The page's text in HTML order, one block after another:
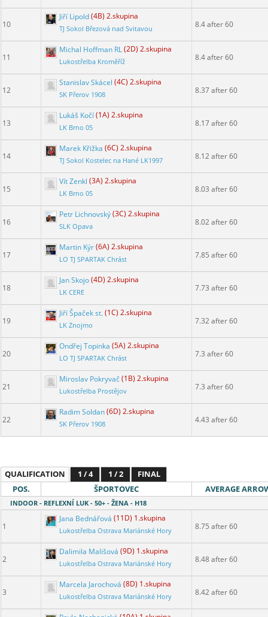
10
Jiří Lipold(4B) 2.skupina
TJ Sokol Březová nad Svitavou 8.4 after 60
11
Michal Hoffman RL(2D) 2.skupina
Lukostřelba Kroměříž 8.4 after 60
12
Stanislav Skácel (4C) 2.skupina
SK Přerov 1908 8.37 after 60
13
Lukáš Kočí(1A) 2.skupina
LK Brno 05 8.17 after 60
14
Marek Křižka (6C) 2.skupina
TJ Sokol Kostelec na Hané LK1997 8.12 after 60
15
Vít Zenkl (3A) 2.skupina
LK Brno 05 8.03 after 60
16
Petr Lichnovský(3C) 2.skupina
SLK Opava 8.02 after 60
17
Martin Kýr(6A) 2.skupina
LO TJ SPARTAK Chrást 7.85 after 60
18
Jan Skojo(4D) 2.skupina
LK CERE 7.73 after 60
19
Jiří Špaček st.(1C) 2.skupina
LK Znojmo 7.32 after 60
20
Ondřej Topinka (5A) 2.skupina
LO TJ SPARTAK Chrást 7.3 after 60
21
Miroslav Pokryvač(1B) 2.skupina
Lukostřelba Prostějov 7.3 after 60
22
Radim Soldan(6D) 2.skupina
SK Přerov 1908 4.43 after 60
QUALIFICATION 1 / 4 1 / 2
FINAL
POS.
ŠPORTOVEC AVERAGE
INDOOR - REFLEXNÍ LUK - 50+ - ŽENA - H18
1
Jana Bednářová (11D) 1.skupina
Lukostřelba Ostrava Mariánské Hory 8.75 after 60
2
Dalimila Mališová (9D) 1.skupina
Lukostřelba Ostrava Mariánské Hory 8.48 after 60
3
Marcela Jarochová (8D) 1.skupina
Lukostřelba Ostrava Mariánské Hory 8.42 after 60